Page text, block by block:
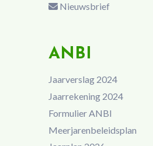
Nieuwsbrief
ANBI
Jaarverslag 2024
Jaarrekening 2024
Formulier ANBI
Meerjarenbeleidsplan